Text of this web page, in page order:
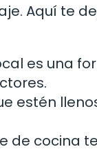
Aquí te
es una
estén
de cocina